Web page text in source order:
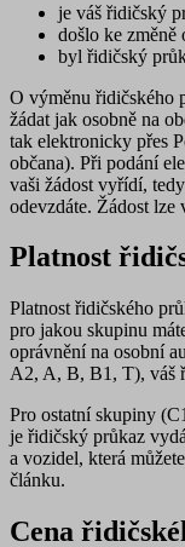
je váš řidičský
došlo ke změně
byl řidičský
O výměnu řidičského
žádat jak osobně na
tak elektronicky přes
občana). Při podání
vaši žádost vyřídí,
odevzdáte. Žádost
Platnost
Platnost řidičského
pro jakou skupinu
oprávnění na osobní
A2, A, B, B1, T), váš
Pro ostatní skupiny
je řidičský průkaz
a vozidel, která
článku.
Cena